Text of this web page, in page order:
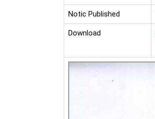
Notic Published
Download